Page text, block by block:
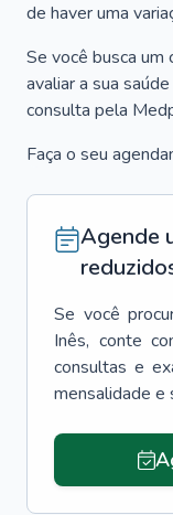
de haver uma
Se você busca um
avaliar a sua
consulta pela
Faça o seu
Agende
Se você
Inês, conte
consultas e
mensalidade e